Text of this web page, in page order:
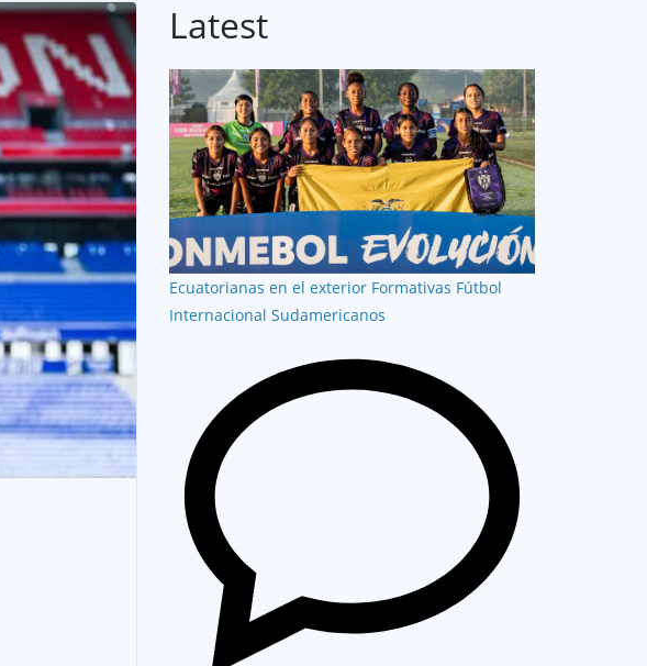
Latest
Ecuatorianas en el exterior Formativas Fútbol
Internacional Sudamericanos